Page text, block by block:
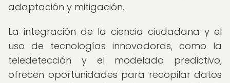
adaptación y mitigación.
La integración de la ciencia ciudadana y el
uso de tecnologías innovadoras, como la
teledetección y el modelado predictivo,
ofrecen oportunidades para recopilar datos